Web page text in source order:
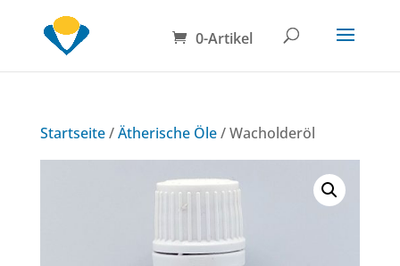
0-Artikel
Startseite/Ätherische Öle/ Wacholderöl